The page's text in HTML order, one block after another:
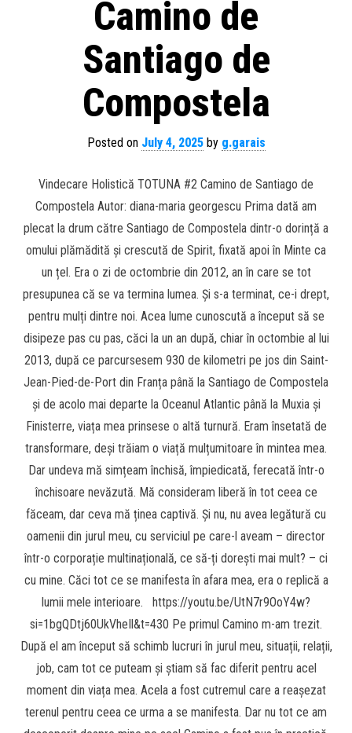
Camino de
Santiago de
Compostela
Posted on July 4, 2025by g.garais
Vindecare Holistică TOTUNA #2 Camino de Santiago de
Compostela Autor: diana-maria georgescu Prima dată am
plecat la drum către Santiago de Compostela dintr-o dorință a
omului plămădită și crescută de Spirit, fixată apoi în Minte ca
un țel. Era o zi de octombrie din 2012, an în care se tot
presupunea că se va termina lumea. Și s-a terminat, ce-i drept,
pentru mulți dintre noi. Acea lume cunoscută a început să se
disipeze pas cu pas, căci la un an după, chiar în octombie al lui
2013, după ce parcursesem 930 de kilometri pe jos din Saint-
Jean-Pied-de-Port din Franța până la Santiago de Compostela
și de acolo mai departe la Oceanul Atlantic până la Muxia și
Finisterre, viața mea prinsese o altă turnură. Eram însetată de
transformare, deși trăiam o viață mulțumitoare în mintea mea.
Dar undeva mă simțeam închisă, împiedicată, ferecată într-o
închisoare nevăzută. Mă consideram liberă în tot ceea ce
făceam, dar ceva mă ținea captivă. Și nu, nu avea legătură cu
oamenii din jurul meu, cu serviciul pe care-l aveam – director
într-o corporație multinațională, ce să-ți dorești mai mult? – ci
cu mine. Căci tot ce se manifesta în afara mea, era o replică a
lumii mele interioare. https://youtu.be/UtN7r9OoY4w?
si=1bgQDtj60UkVheIl&t=430 Pe primul Camino m-am trezit.
După el am început să schimb lucruri în jurul meu, situații, relații,
job, cam tot ce puteam și știam să fac diferit pentru acel
moment din viața mea. Acela a fost cutremul care a reașezat
terenul pentru ceea ce urma a se manifesta. Dar nu tot ce am